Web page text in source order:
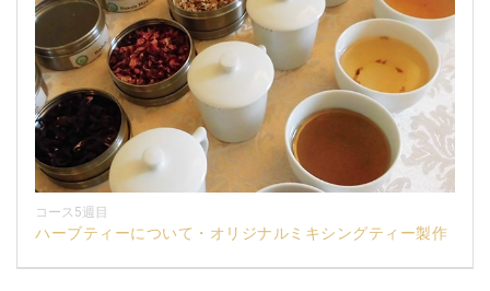
コース5週目
ハーブティーについて・オリジナルミキシングティー製作